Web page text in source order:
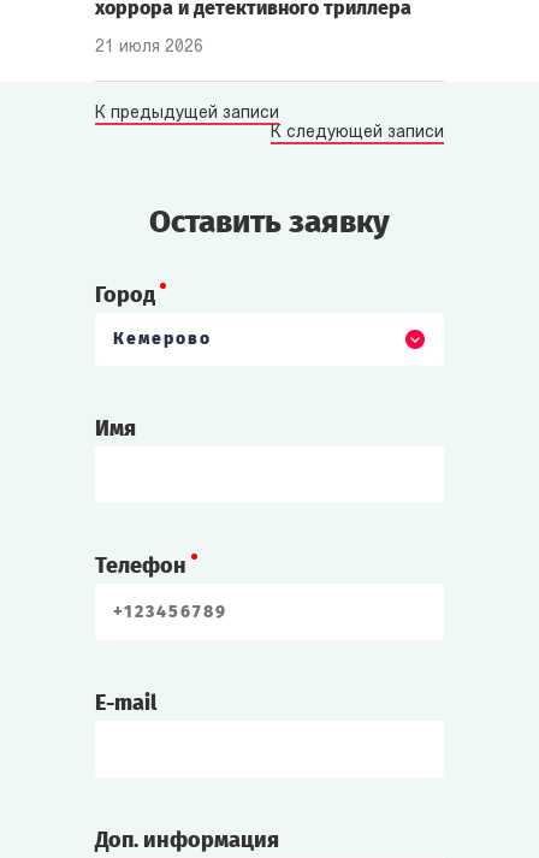
хоррора и детективного триллера
21 июля 2026
К предыдущей записи
К следующей записи
Оставить заявку
Город
Кемерово
Имя
Телефон
E-mail
Доп. информация